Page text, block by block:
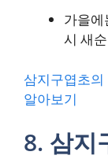
가을에
시 새
삼지구엽초
알아보기
8. 삼지